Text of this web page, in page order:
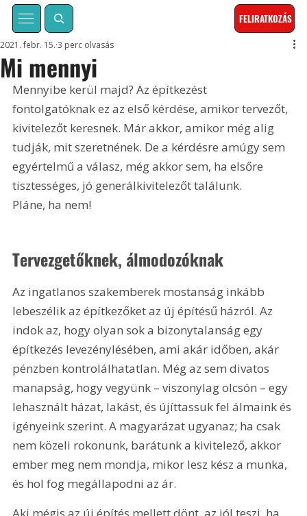
FELIRATKOZÁS
Mi mennyi
2021. febr. 15. 3 perc olvasás
Mennyibe kerül majd? Az építkezést
fontolgatóknak ez az első kérdése, amikor tervezőt,
kivitelezőt keresnek. Már akkor, amikor még alig
tudják, mit szeretnének. De a kérdésre amúgy sem
egyértelmű a válasz, még akkor sem, ha elsőre
tisztességes, jó generálkivitelezőt találunk.
Pláne, ha nem!
Tervezgetőknek, álmodozóknak
Az ingatlanos szakemberek mostanság inkább
lebeszélik az építkezőket az új építésű házról. Az
indok az, hogy olyan sok a bizonytalanság egy
építkezés levezénylésében, ami akár időben, akár
pénzben kontrolálhatatlan. Még az sem divatos
manapság, hogy vegyünk – viszonylag olcsón – egy
lehasznált házat, lakást, és újíttassuk fel álmaink és
igényeink szerint. A magyarázat ugyanaz; ha csak
nem közeli rokonunk, barátunk a kivitelező, akkor
ember meg nem mondja, mikor lesz kész a munka,
és hol fog megállapodni az ár.
Aki mégis az új építés mellett dönt, az jól teszi, ha